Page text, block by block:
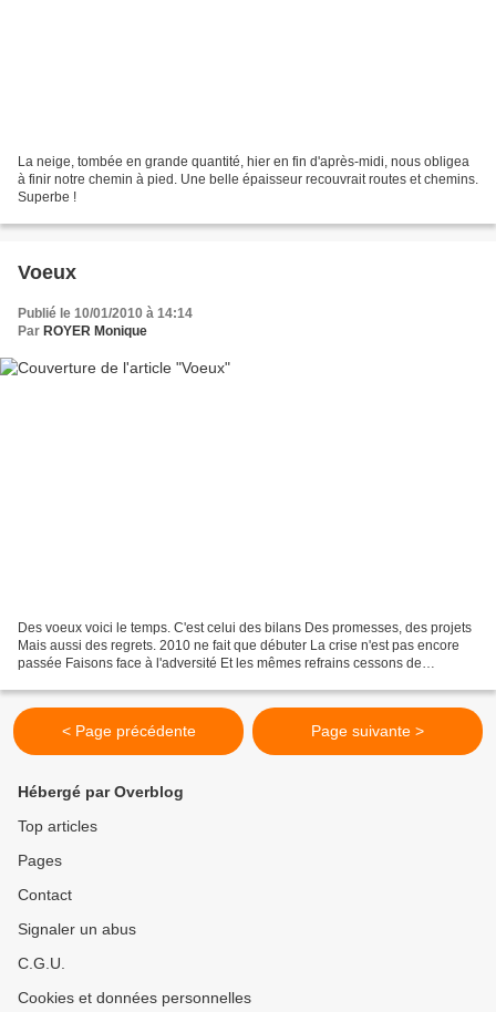
La neige, tombée en grande quantité, hier en fin d'après-midi, nous obligea
à finir notre chemin à pied. Une belle épaisseur recouvrait routes et chemins.
Superbe !
Voeux
Publié le 10/01/2010 à 14:14
Par ROYER Monique
Des voeux voici le temps. C'est celui des bilans Des promesses, des projets
Mais aussi des regrets. 2010 ne fait que débuter La crise n'est pas encore
passée Faisons face à l'adversité Et les mêmes refrains cessons de
< Page précédente Page suivante >
Hébergé par Overblog
Top articles
Pages
Contact
Signaler un abus
C.G.U.
Cookies et données personnelles